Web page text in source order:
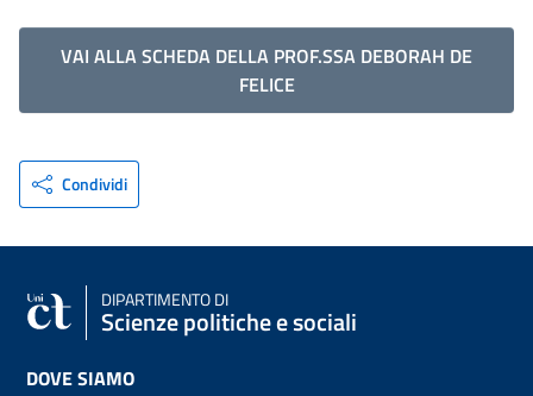
VAI ALLA SCHEDA DELLA PROF.SSA DEBORAH DE
FELICE
Condividi
DIPARTIMENTO DI
Scienze politiche e sociali
DOVE SIAMO